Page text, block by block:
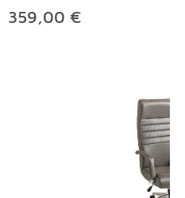
359,00 €